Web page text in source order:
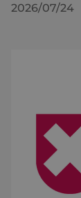
2026/07/24